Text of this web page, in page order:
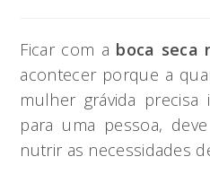
Ficar com a boca seca
acontecer porque a
mulher grávida
para uma pessoa,
nutrir as necessidades